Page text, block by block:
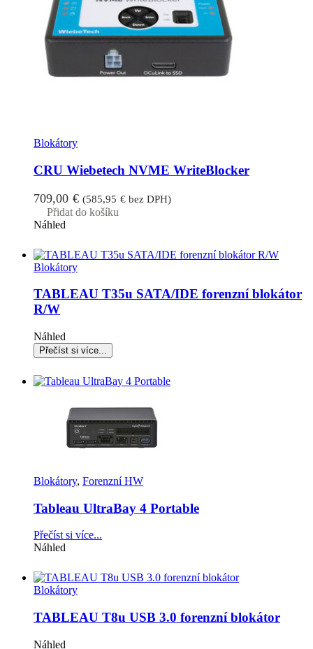
Blokátory
CRU Wiebetech NVME WriteBlocker
709,00 € (585,95 €bez DPH)
Přidat do košíku
Náhled
Blokátory
TABLEAU T35u SATA/IDE forenzní blokátor
R/W
Náhled
Blokátory, Forenzní HW
Tableau UltraBay 4 Portable
Přečíst si více...
Náhled
Blokátory
TABLEAU T8u USB 3.0 forenzní blokátor
Náhled